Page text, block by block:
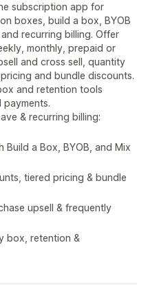
subscription app for
boxes, build a box, BYOB
recurring billing. Offer
monthly, prepaid or
and cross sell, quantity
and bundle discounts.
and retention tools
payments.
& recurring billing:
a Box, BYOB, and Mix
tiered pricing & bundle
upsell & frequently
box, retention &